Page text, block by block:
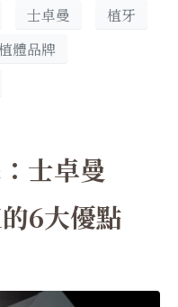
士卓曼
植牙
植體品牌
士卓曼
6大優點